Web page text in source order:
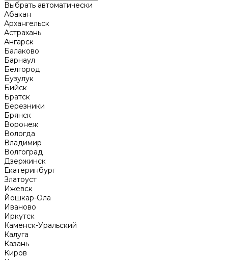
Выбрать автоматически
Абакан
Архангельск
Астрахань
Ангарск
Балаково
Барнаул
Белгород
Бузулук
Бийск
Братск
Березники
Брянск
Воронеж
Вологда
Владимир
Волгоград
Дзержинск
Екатеринбург
Златоуст
Ижевск
Йошкар-Ола
Иваново
Иркутск
Каменск-Уральский
Калуга
Казань
Киров